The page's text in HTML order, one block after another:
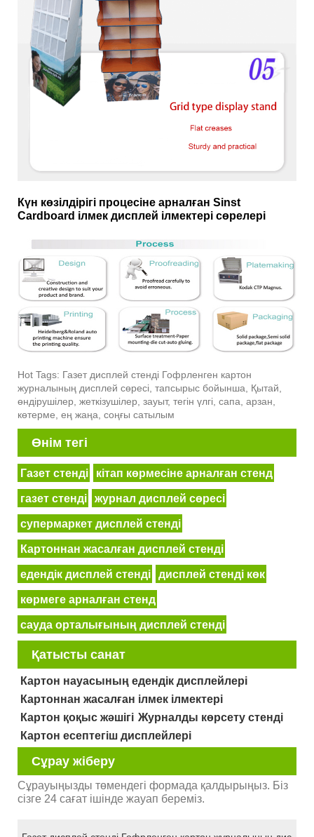
Күн көзілдірігі процесіне арналған Sinst
Cardboard ілмек дисплей ілмектері сөрелері
Hot Tags: Газет дисплей стенді Гофрленген картон
журналының дисплей сөресі, тапсырыс бойынша, Қытай,
өндірушілер, жеткізушілер, зауыт, тегін үлгі, сапа, арзан,
көтерме, ең жаңа, соңғы сатылым
Өнім тегі
Газет стенді кітап көрмесіне арналған стенд
газет стенді журнал дисплей сөресі
супермаркет дисплей стенді
Картоннан жасалған дисплей стенді
едендік дисплей стенді дисплей стенді көк
көрмеге арналған стенд
сауда орталығының дисплей стенді
Қатысты санат
Картон науасының едендік дисплейлері
Картоннан жасалған ілмек ілмектері
Картон қоқыс жәшігі Журналды көрсету стенді
Картон есептегіш дисплейлері
Сұрау жіберу
Сұрауыңызды төмендегі формада қалдырыңыз. Біз
сізге 24 сағат ішінде жауап береміз.